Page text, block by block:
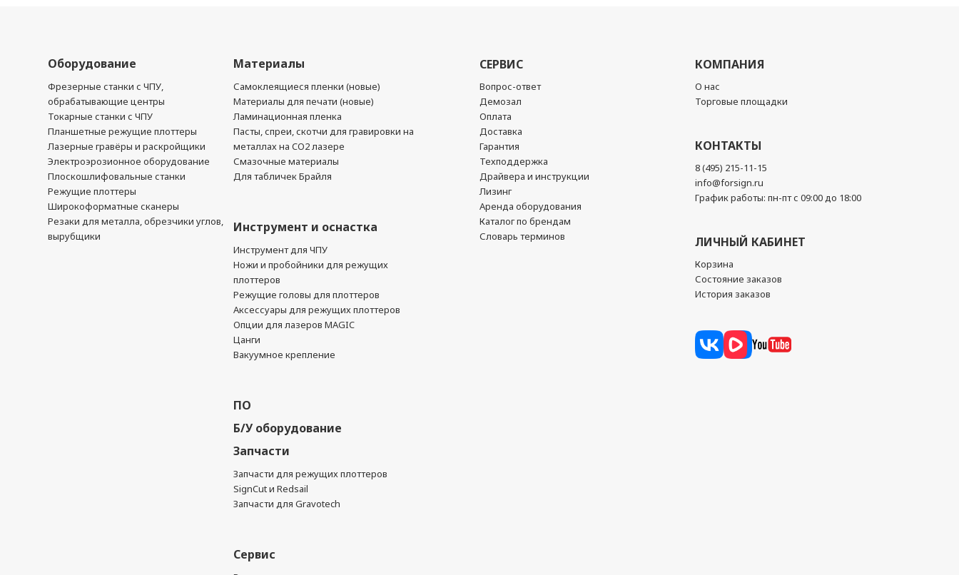
Оборудование
Фрезерные станки с ЧПУ,
обрабатывающие центры
Токарные станки с ЧПУ
Планшетные режущие плоттеры
Лазерные гравёры и раскройщики
Электроэрозионное оборудование
Плоскошлифовальные станки
Режущие плоттеры
Широкоформатные сканеры
Резаки для металла, обрезчики углов,
вырубщики
Материалы
Самоклеящиеся пленки (новые)
Материалы для печати (новые)
Ламинационная пленка
Пасты, спреи, скотчи для гравировки на
металлах на CO2 лазере
Смазочные материалы
Для табличек Брайля
Инструмент и оснастка
Инструмент для ЧПУ
Ножи и пробойники для режущих
плоттеров
Режущие головы для плоттеров
Аксессуары для режущих плоттеров
Опции для лазеров MAGIC
Цанги
Вакуумное крепление
ПО
Б/У оборудование
Запчасти
Запчасти для режущих плоттеров
SignCut и Redsail
Запчасти для Gravotech
Сервис
СЕРВИС
Вопрос-ответ
Демозал
Оплата
Доставка
Гарантия
Техподдержка
Драйвера и инструкции
Лизинг
Аренда оборудования
Каталог по брендам
Словарь терминов
КОМПАНИЯ
О нас
Торговые площадки
КОНТАКТЫ
8 (495) 215-11-15
info@forsign.ru
График работы: пн-пт с 09:00 до 18:00
ЛИЧНЫЙ КАБИНЕТ
Корзина
Состояние заказов
История заказов